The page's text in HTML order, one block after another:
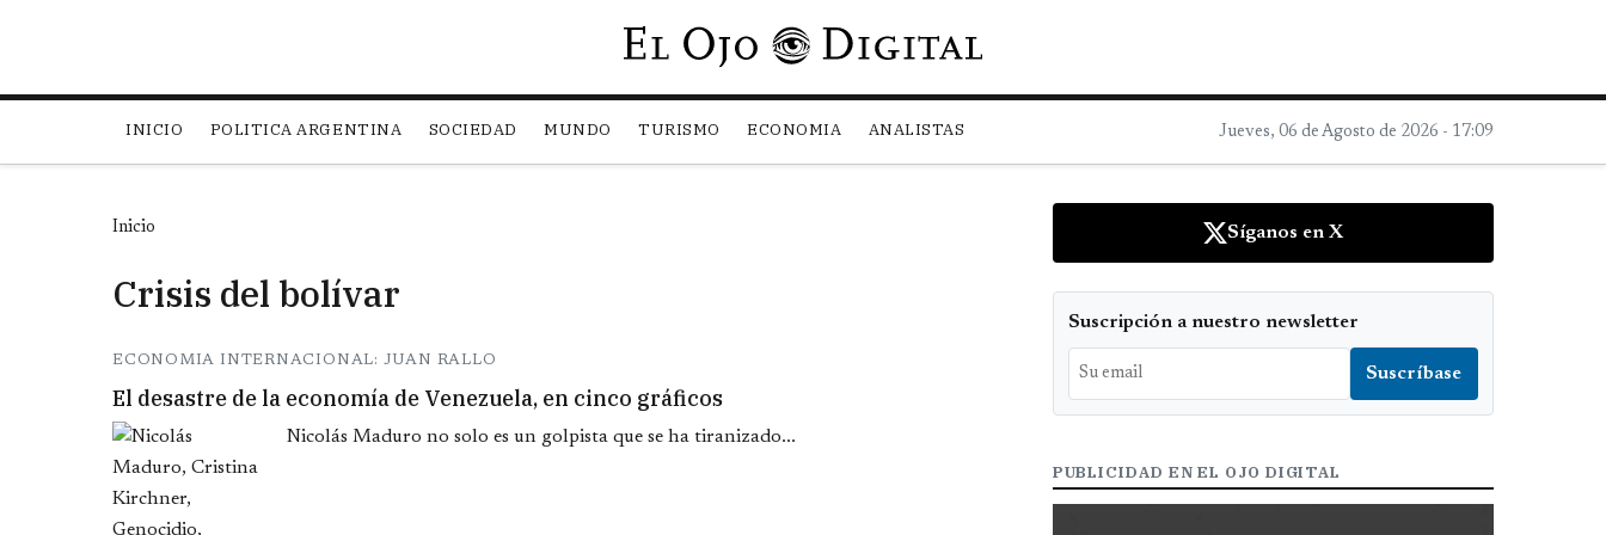
Pasar al contenido principal
INICIO POLITICA ARGENTINA SOCIEDAD MUNDO TURISMO ECONOMIA ANALISTAS Jueves, 06 de Agosto de 2026 - 17:09
Inicio
Crisis del bolívar
ECONOMIA INTERNACIONAL: JUAN RALLO
El desastre de la economía de Venezuela, en cinco gráficos
Nicolás Maduro no solo es un golpista que se ha tiranizado...
Síganos en X
Suscripción a nuestro newsletter
PUBLICIDAD EN EL OJO DIGITAL